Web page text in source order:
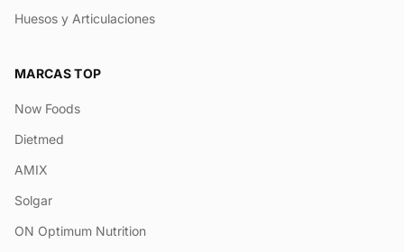
Huesos y Articulaciones
MARCAS TOP
Now Foods
Dietmed
AMIX
Solgar
ON Optimum Nutrition